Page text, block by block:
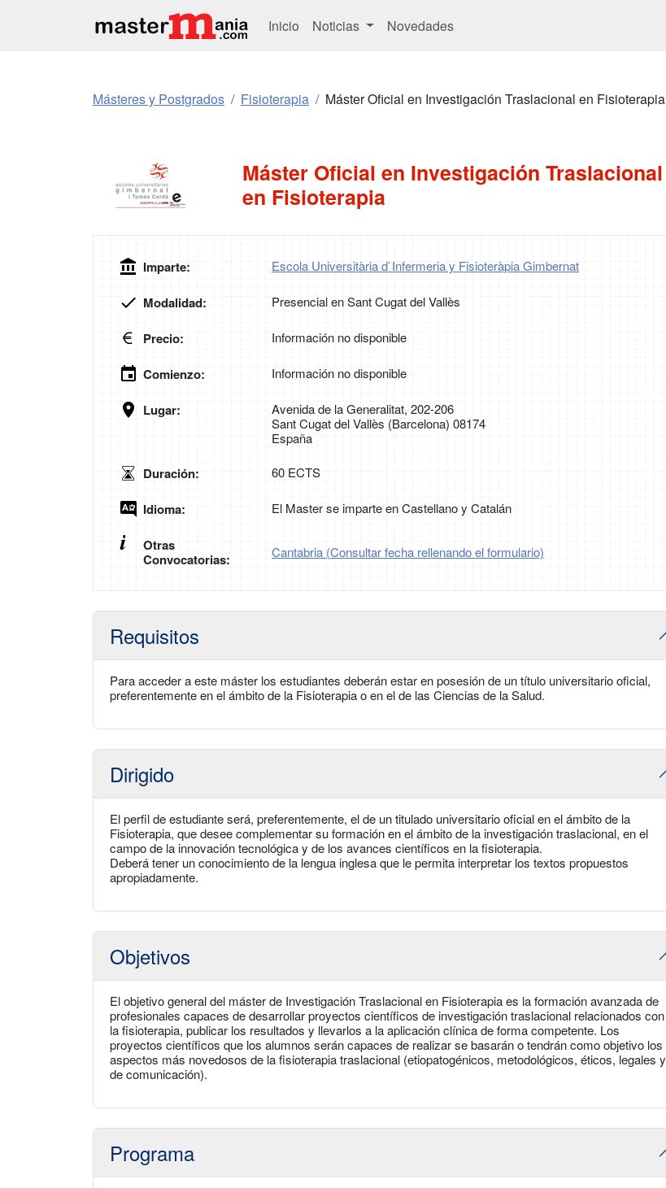
Inicio Noticias Novedades
Másteres y Postgrados Fisioterapia Máster Oficial en Investigación Traslacional en Fisioterapia
Máster Oficial en Investigación Traslacional
en Fisioterapia
Imparte: Escola Universitària d`Infermeria y Fisioteràpia Gimbernat
Modalidad: Presencial en Sant Cugat del Vallès
Precio: Información no disponible
Comienzo: Información no disponible
Lugar:
Avenida de la Generalitat, 202-206
Sant Cugat del Vallès (Barcelona) 08174
España
Duración: 60 ECTS
Idioma: El Master se imparte en Castellano y Catalán
Otras
Convocatorias:
Cantabria (Consultar fecha rellenando el formulario)
Requisitos
Para acceder a este máster los estudiantes deberán estar en posesión de un título universitario oficial,
preferentemente en el ámbito de la Fisioterapia o en el de las Ciencias de la Salud.
Dirigido
El perfil de estudiante será, preferentemente, el de un titulado universitario oficial en el ámbito de la
Fisioterapia, que desee complementar su formación en el ámbito de la investigación traslacional, en el
campo de la innovación tecnológica y de los avances científicos en la fisioterapia.
Deberá tener un conocimiento de la lengua inglesa que le permita interpretar los textos propuestos
apropiadamente.
Objetivos
El objetivo general del máster de Investigación Traslacional en Fisioterapia es la formación avanzada de
profesionales capaces de desarrollar proyectos científicos de investigación traslacional relacionados con
la fisioterapia, publicar los resultados y llevarlos a la aplicación clínica de forma competente. Los
proyectos científicos que los alumnos serán capaces de realizar se basarán o tendrán como objetivo los
aspectos más novedosos de la fisioterapia traslacional (etiopatogénicos, metodológicos, éticos, legales y
de comunicación).
Programa